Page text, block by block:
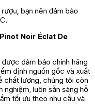
bạn nên đảm bảo
Noir Éclat De
được đảm bảo chính hãng
định nguồn gốc và xuất
chất lượng, chúng tôi còn
nghiệm, luôn sẵn sàng hỗ
tối ưu theo nhu cầu và